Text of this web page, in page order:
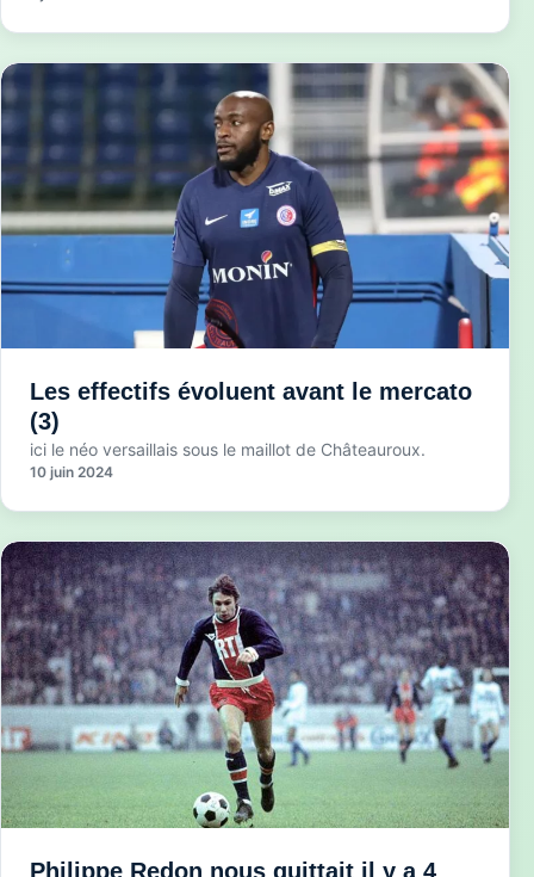
Les effectifs évoluent avant le mercato
(3)
ici le néo versaillais sous le maillot de Châteauroux.
10 juin 2024
Philippe Redon nous quittait il y a 4